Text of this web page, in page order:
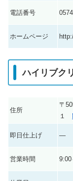
電話番号
ホームページ
ハイリブク
住所
〒
１
即日仕上げ ―
営業時間 9:00